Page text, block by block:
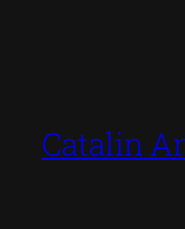
Catalin